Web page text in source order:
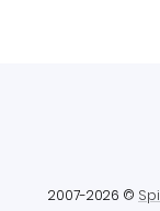
2007-2026 ©